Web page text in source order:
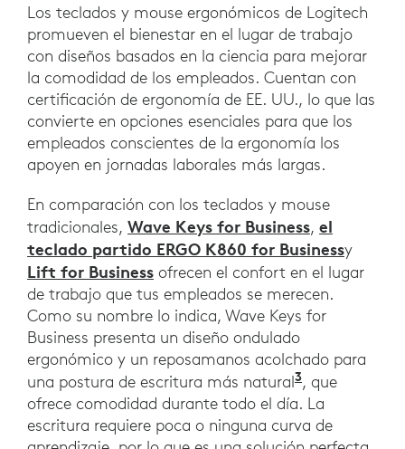
Los teclados y mouse ergonómicos de Logitech
promueven el bienestar en el lugar de trabajo
con diseños basados en la ciencia para mejorar
la comodidad de los empleados. Cuentan con
certificación de ergonomía de EE. UU., lo que las
convierte en opciones esenciales para que los
empleados conscientes de la ergonomía los
apoyen en jornadas laborales más largas.
En comparación con los teclados y mouse
tradicionales, Wave Keys for Business, el
teclado partido ERGO K860 for Businessy
Lift for Business ofrecen el confort en el lugar
de trabajo que tus empleados se merecen.
Como su nombre lo indica, Wave Keys for
Business presenta un diseño ondulado
ergonómico y un reposamanos acolchado para
una postura de escritura más natural3en
, que
ofrece comodidad durante todo el día. La
escritura requiere poca o ninguna curva de